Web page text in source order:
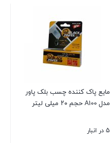
مایع پاک کننده چسب بلک پاور
مدل A100 حجم ۲۰ میلی لیتر
5 در انبار